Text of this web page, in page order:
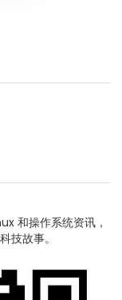
和操作系统资讯，
技故事。